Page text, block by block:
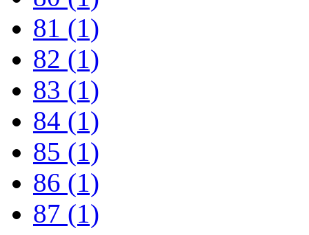
81 (1)
82 (1)
83 (1)
84 (1)
85 (1)
86 (1)
87 (1)